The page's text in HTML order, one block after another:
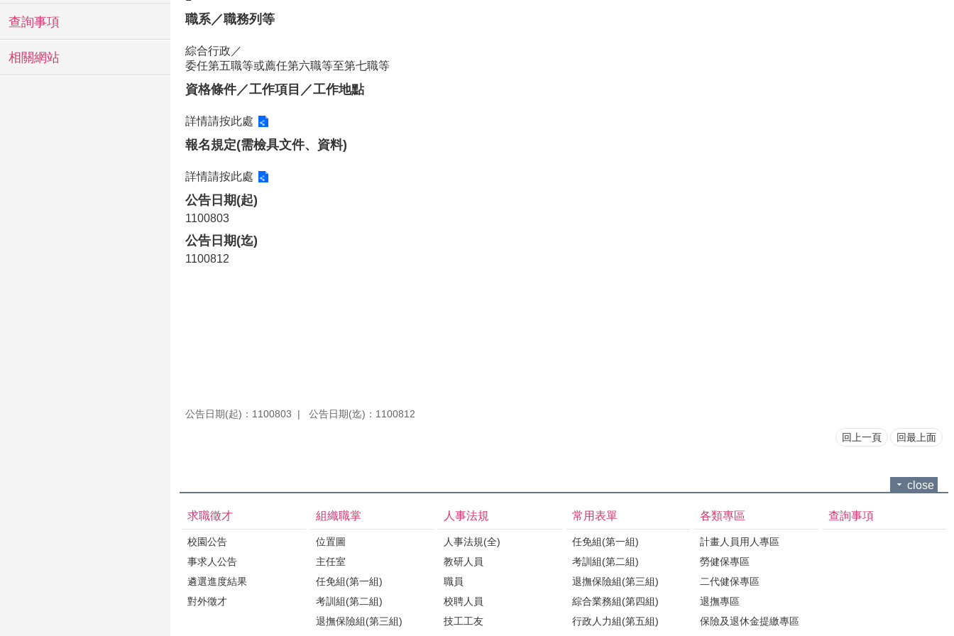
查詢事項
相關網站
職系／職務列等
綜合行政／
委任第五職等或薦任第六職等至第七職等
資格條件／工作項目／工作地點
詳情請按此處
報名規定(需檢具文件、資料)
詳情請按此處
公告日期(起)
1100803
公告日期(迄)
1100812
公告日期(起)：1100803 公告日期(迄)：1100812
回上一頁 回最上面
close
求職徵才
校園公告
事求人公告
遴選進度結果
對外徵才
組織職掌
位置圖
主任室
任免組(第一組)
考訓組(第二組)
退撫保險組(第三組)
人事法規
人事法規(全)
教研人員
職員
校聘人員
技工工友
常用表單
任免組(第一組)
考訓組(第二組)
退撫保險組(第三組)
綜合業務組(第四組)
行政人力組(第五組)
各類專區
計畫人員用人專區
勞健保專區
二代健保專區
退撫專區
保險及退休金提繳專區
查詢事項